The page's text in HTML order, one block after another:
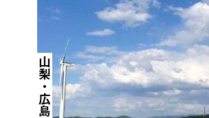
山梨・広島